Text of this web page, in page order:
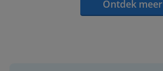
Ontdek meer